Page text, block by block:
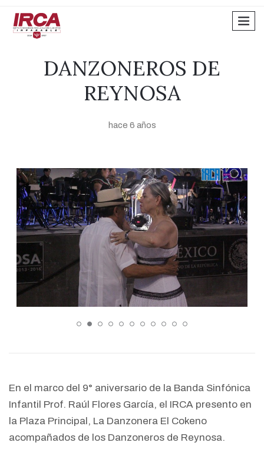
DANZONEROS DE
REYNOSA
hace 6 años
En el marco del 9° aniversario de la Banda Sinfónica
Infantil Prof. Raúl Flores García, el IRCA presento en
la Plaza Principal, La Danzonera El Cokeno
acompañados de los Danzoneros de Reynosa.